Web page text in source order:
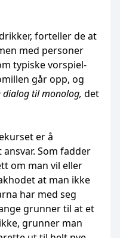
forteller de at
med personer
typiske vorspiel-
går opp, og
til monolog, det
er å
Som fadder
om man vil eller
at man ikke
har med seg
grunner til at et
grunner man